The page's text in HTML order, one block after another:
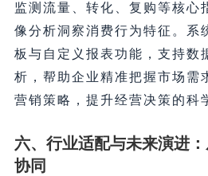
监测流量、转化、复购等核心
像分析洞察消费行为特征。系
板与自定义报表功能，支持数
析，帮助企业精准把握市场需
营销策略，提升经营决策的科
六、行业适配与未来演进
协同